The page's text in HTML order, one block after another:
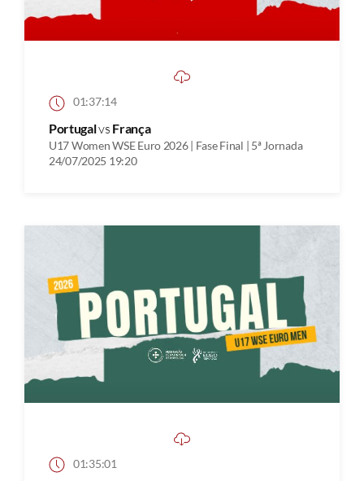
01:37:14
Portugalvs França
U17 Women WSE Euro 2026 | Fase Final | 5ª Jornada
24/07/2025 19:20
01:35:01